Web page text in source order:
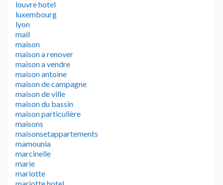
louvre hotel
luxembourg
lyon
mail
maison
maison a renover
maison a vendre
maison antoine
maison de campagne
maison de ville
maison du bassin
maison particulière
maisons
maisonsetappartements
mamounia
marcinelle
marie
mariotte